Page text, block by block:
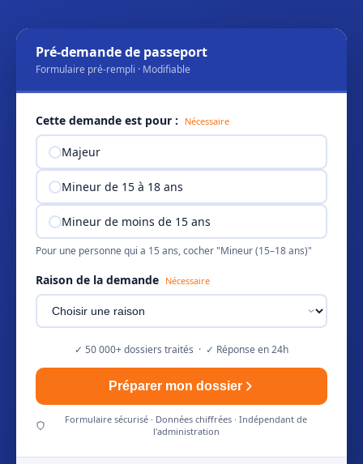
Pré-demande de passeport
Formulaire pré-rempli · Modifiable
Cette demande est pour : Nécessaire
Majeur
Mineur de 15 à 18 ans
Mineur de moins de 15 ans
Pour une personne qui a 15 ans, cocher "Mineur (15–18 ans)"
Raison de la demande Nécessaire
✓ 50 000+ dossiers traités · ✓ Réponse en 24h
Préparer mon dossier
Formulaire sécurisé · Données chiffrées · Indépendant de
l'administration